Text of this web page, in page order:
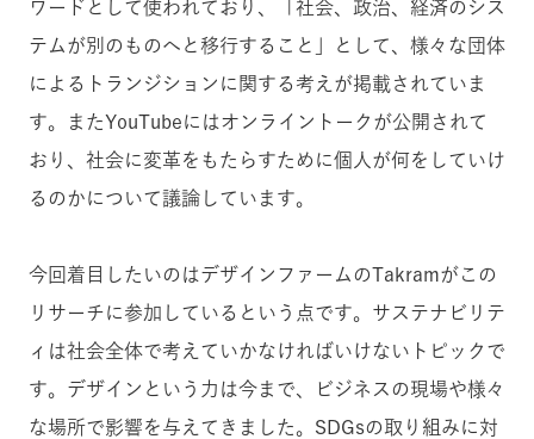
ワードとして使われており、「社会、政治、経済のシス
テムが別のものへと移行すること」として、様々な団体
によるトランジションに関する考えが掲載されていま
す。またYouTubeにはオンライントークが公開されて
おり、社会に変革をもたらすために個人が何をしていけ
るのかについて議論しています。
今回着目したいのはデザインファームのTakramがこの
リサーチに参加しているという点です。サステナビリテ
ィは社会全体で考えていかなければいけないトピックで
す。デザインという力は今まで、ビジネスの現場や様々
な場所で影響を与えてきました。SDGsの取り組みに対